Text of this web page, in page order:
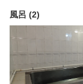
風呂 (2)